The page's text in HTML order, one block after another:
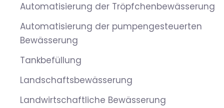
Automatisierung der Tröpfchenbewässerung
Automatisierung der pumpengesteuerten
Bewässerung
Tankbefüllung
Landschaftsbewässerung
Landwirtschaftliche Bewässerung